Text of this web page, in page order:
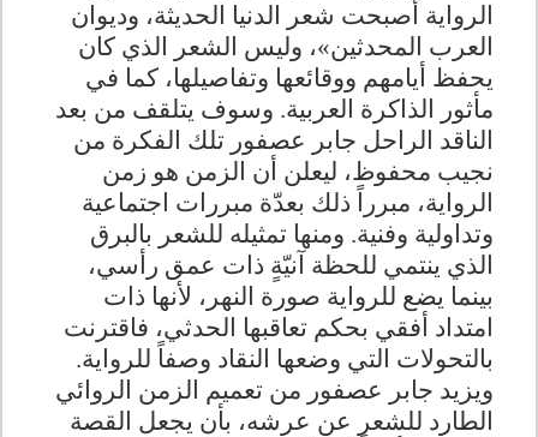
الرواية أصبحت شعر الدنيا الحديثة، وديوان
العرب المحدثين»، وليس الشعر الذي كان
يحفظ أيامهم ووقائعها وتفاصيلها، كما في
مأثور الذاكرة العربية. وسوف يتلقف من بعد
الناقد الراحل جابر عصفور تلك الفكرة من
نجيب محفوظ، ليعلن أن الزمن هو زمن
الرواية، مبرراً ذلك بعدّة مبررات اجتماعية
وتداولية وفنية. ومنها تمثيله للشعر بالبرق
الذي ينتمي للحظة آنيّةٍ ذات عمق رأسي،
بينما يضع للرواية صورة النهر، لأنها ذات
امتداد أفقي بحكم تعاقبها الحدثي، فاقترنت
بالتحولات التي وضعها النقاد وصفاً للرواية.
ويزيد جابر عصفور من تعميم الزمن الروائي
الطارد للشعر عن عرشه، بأن يجعل القصة